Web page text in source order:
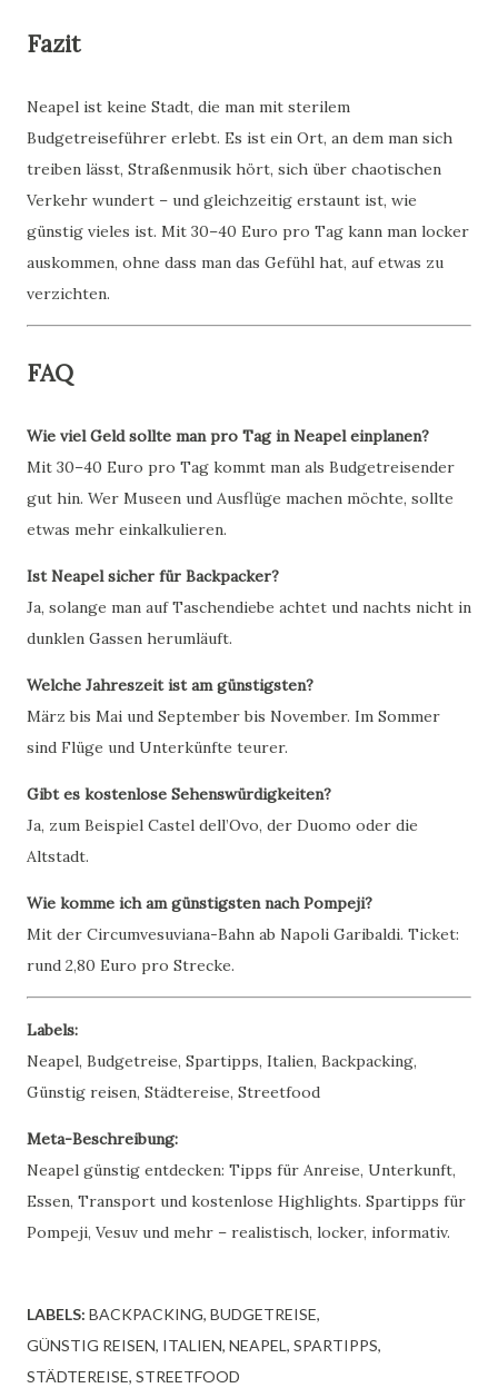
Fazit
Neapel ist keine Stadt, die man mit sterilem
Budgetreiseführer erlebt. Es ist ein Ort, an dem man sich
treiben lässt, Straßenmusik hört, sich über chaotischen
Verkehr wundert – und gleichzeitig erstaunt ist, wie
günstig vieles ist. Mit 30–40 Euro pro Tag kann man locker
auskommen, ohne dass man das Gefühl hat, auf etwas zu
verzichten.
FAQ
Wie viel Geld sollte man pro Tag in Neapel einplanen?
Mit 30–40 Euro pro Tag kommt man als Budgetreisender
gut hin. Wer Museen und Ausflüge machen möchte, sollte
etwas mehr einkalkulieren.
Ist Neapel sicher für Backpacker?
Ja, solange man auf Taschendiebe achtet und nachts nicht in
dunklen Gassen herumläuft.
Welche Jahreszeit ist am günstigsten?
März bis Mai und September bis November. Im Sommer
sind Flüge und Unterkünfte teurer.
Gibt es kostenlose Sehenswürdigkeiten?
Ja, zum Beispiel Castel dell’Ovo, der Duomo oder die
Altstadt.
Wie komme ich am günstigsten nach Pompeji?
Mit der Circumvesuviana-Bahn ab Napoli Garibaldi. Ticket:
rund 2,80 Euro pro Strecke.
Labels:
Neapel, Budgetreise, Spartipps, Italien, Backpacking,
Günstig reisen, Städtereise, Streetfood
Meta-Beschreibung:
Neapel günstig entdecken: Tipps für Anreise, Unterkunft,
Essen, Transport und kostenlose Highlights. Spartipps für
Pompeji, Vesuv und mehr – realistisch, locker, informativ.
LABELS: BACKPACKING BUDGETREISE
GÜNSTIG REISEN ITALIEN NEAPEL SPARTIPPS
STÄDTEREISE STREETFOOD